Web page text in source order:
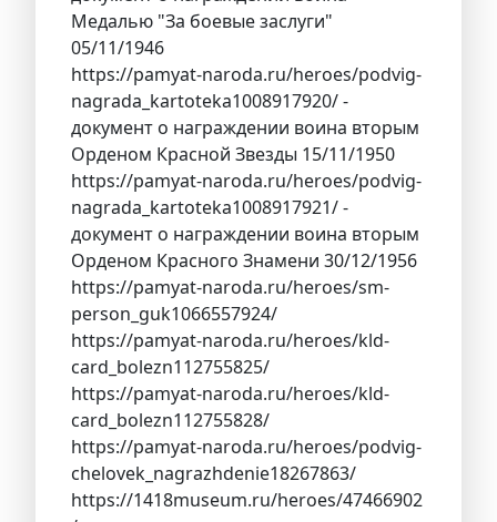
Медалью "За боевые заслуги"
05/11/1946
https://pamyat-naroda.ru/heroes/podvig-
nagrada_kartoteka1008917920/ -
документ о награждении воина вторым
Орденом Красной Звезды 15/11/1950
https://pamyat-naroda.ru/heroes/podvig-
nagrada_kartoteka1008917921/ -
документ о награждении воина вторым
Орденом Красного Знамени 30/12/1956
https://pamyat-naroda.ru/heroes/sm-
person_guk1066557924/
https://pamyat-naroda.ru/heroes/kld-
card_bolezn112755825/
https://pamyat-naroda.ru/heroes/kld-
card_bolezn112755828/
https://pamyat-naroda.ru/heroes/podvig-
chelovek_nagrazhdenie18267863/
https://1418museum.ru/heroes/47466902